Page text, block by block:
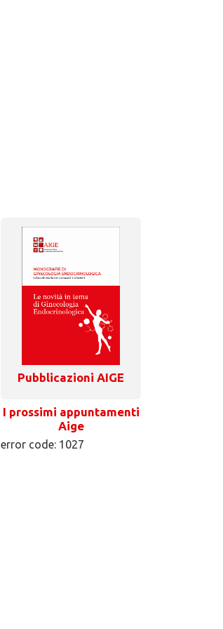
Pubblicazioni AIGE
I prossimi appuntamenti
Aige
error code: 1027